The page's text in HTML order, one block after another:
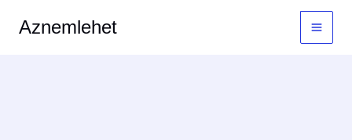
Aznemlehet